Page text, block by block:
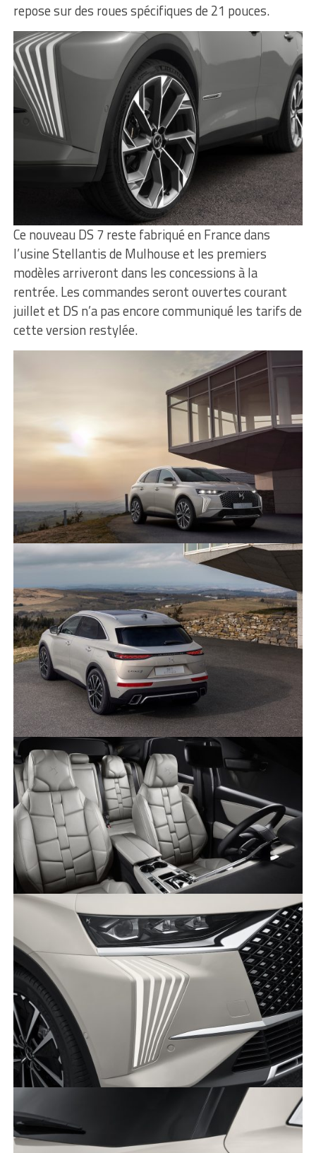
repose sur des roues spécifiques de 21 pouces.
Ce nouveau DS 7 reste fabriqué en France dans
l’usine Stellantis de Mulhouse et les premiers
modèles arriveront dans les concessions à la
rentrée. Les commandes seront ouvertes courant
juillet et DS n’a pas encore communiqué les tarifs de
cette version restylée.